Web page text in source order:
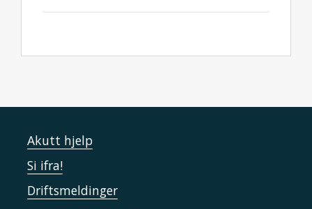
Akutt hjelp
Si ifra!
Driftsmeldinger